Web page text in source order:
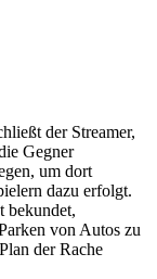
der Streamer,
Gegner
um dort
dazu erfolgt.
bekundet,
von Autos zu
der Rache